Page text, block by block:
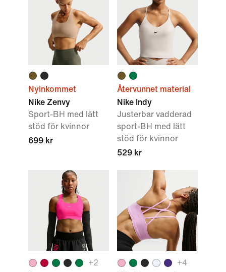
Nyinkommet
Nike Zenvy
Sport-BH med lätt
stöd för kvinnor
699 kr
Återvunnet material
Nike Indy
Justerbar vadderad
sport-BH med lätt
stöd för kvinnor
529 kr
+2
+4